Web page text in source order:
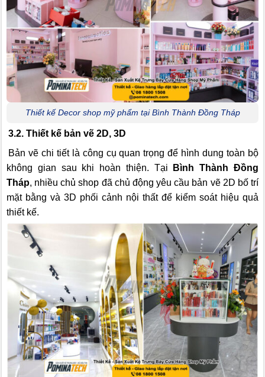
Thiết kế Decor shop mỹ phẩm tại Bình Thành Đồng Tháp
3.2. Thiết kế bản vẽ 2D, 3D
Bản vẽ chi tiết là công cụ quan trọng để hình dung toàn bộ
không gian sau khi hoàn thiện. Tại
Bình Thành Đồng
Tháp, nhiều chủ shop đã chủ động yêu cầu bản vẽ 2D bố trí
mặt bằng và 3D phối cảnh nội thất để kiểm soát hiệu quả
thiết kế.